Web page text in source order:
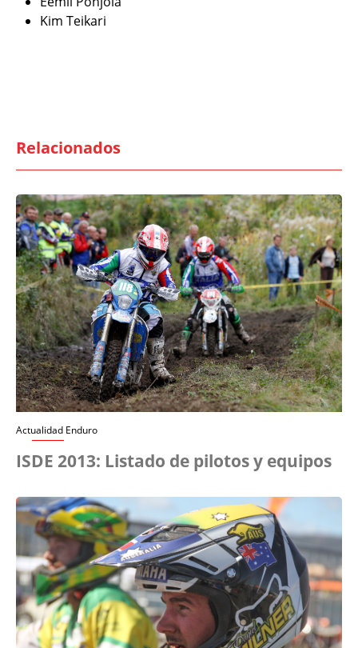
Kim Teikari
Relacionados
Actualidad Enduro
ISDE 2013: Listado de pilotos y equipos